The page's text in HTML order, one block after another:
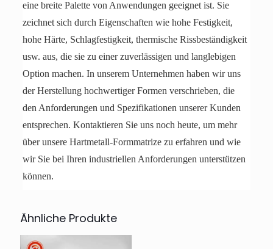
eine breite Palette von Anwendungen geeignet ist. Sie
zeichnet sich durch Eigenschaften wie hohe Festigkeit,
hohe Härte, Schlagfestigkeit, thermische Rissbeständigkeit
usw. aus, die sie zu einer zuverlässigen und langlebigen
Option machen. In unserem Unternehmen haben wir uns
der Herstellung hochwertiger Formen verschrieben, die
den Anforderungen und Spezifikationen unserer Kunden
entsprechen. Kontaktieren Sie uns noch heute, um mehr
über unsere Hartmetall-Formmatrize zu erfahren und wie
wir Sie bei Ihren industriellen Anforderungen unterstützen
können.
Ähnliche Produkte